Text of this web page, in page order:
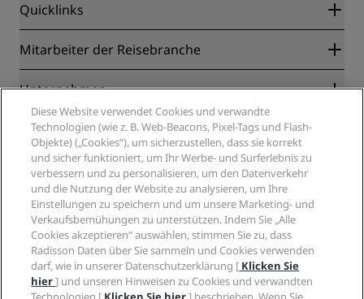
Quicklinks
Radisson Rewards
Blog
Neue und aufstrebende Hotels
Radisson Hotels APP
„Sports Approved“-Hotels
Familienfreundliche Hotels
Gesundheit & Sicherheit
Mitarbeiter der Reisebranche
Partner
Reisebüros
Unternehmen
Radisson Hotel Group
Medien
Karriere RHG
Karriere PPHE
Karrieren EHL
The Club by RHG
Entwicklungsmöglichkeiten
Responsible Business – Unser Engagement
Einkauf
Rechtliches
Privacy Centre
Rechtliche Hinweise
Radisson Rewards Geschäftsbedingungen
Website-Nutzungsvereinbarung
Digitale Barrierefreiheit
Moderne Sklaverei – Erklärung
Hilfe
Verbrauchermeldungen
Kontakt
FAQ
Inhaltsübersicht
Soziale Medien
Marken von Radisson Hotels
Diese Website verwendet Cookies und verwandte
Technologien (wie z. B. Web-Beacons, Pixel-Tags und Flash-
Objekte) („Cookies“), um sicherzustellen, dass sie korrekt
und sicher funktioniert, um Ihr Werbe- und Surferlebnis zu
verbessern und zu personalisieren, um den Datenverkehr
und die Nutzung der Website zu analysieren, um Ihre
Einstellungen zu speichern und um unsere Marketing- und
Verkaufsbemühungen zu unterstützen. Indem Sie „Alle
Cookies akzeptieren“ auswählen, stimmen Sie zu, dass
Radisson Daten über Sie sammeln und Cookies verwenden
darf, wie in unserer Datenschutzerklärung [ Klicken Sie
hier] und unseren Hinweisen zu Cookies und verwandten